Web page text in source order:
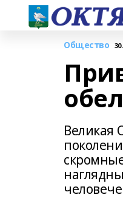
Общество
Великая